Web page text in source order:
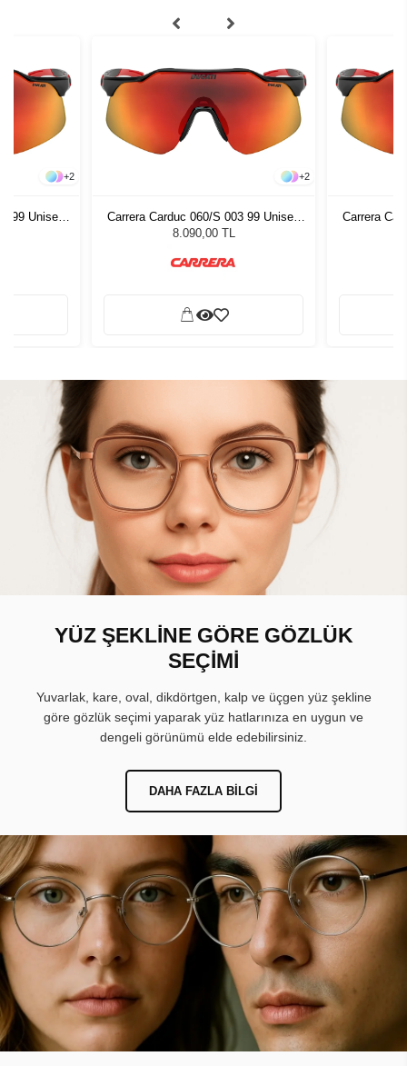
+2
99 Unisex
+2
Carrera Carduc 060/S 003 99 Unisex
Güneş Gözlüğü
8.090,00 TL
Carrera
YÜZ ŞEKLİNE GÖRE GÖZLÜK
SEÇİMİ
Yuvarlak, kare, oval, dikdörtgen, kalp ve üçgen yüz şekline
göre gözlük seçimi yaparak yüz hatlarınıza en uygun ve
dengeli görünümü elde edebilirsiniz.
DAHA FAZLA BILGI